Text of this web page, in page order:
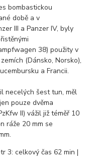
bombastickou
době a v
III a Panzer IV, byly
38) použity v
(Dánsko, Norsko),
a Francii.
necelých šest tun, měl
pouze dvěma
II) vážil již téměř 10
ráže 20 mm se
3: celkový čas 62 min |